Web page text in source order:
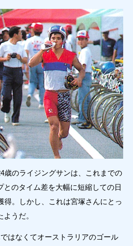
歳のライジングサンは、これまでの
とのタイム差を大幅に短縮しての日
得。しかし、これは宮塚さんにとっ
うだ。
ではなくてオーストラリアのゴール